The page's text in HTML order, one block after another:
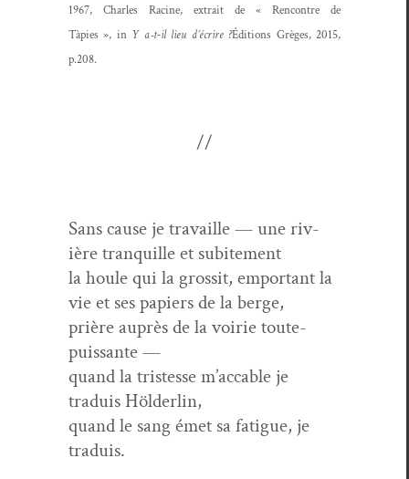
1967, Charles Racine, extrait de « Ren­con­tre de
Tàpies », in Y a‑t-il lieu d’écrire ?Édi­tions Grèges, 2015,
p.208.
//
Sans cause je tra­vaille — une riv­
ière tran­quille et subitement
la houle qui la grossit, empor­tant la
vie et ses papiers de la berge,
prière auprès de la voirie toute-
puissante —
quand la tristesse m’ac­ca­ble je
traduis Hölderlin,
quand le sang émet sa fatigue, je
traduis.